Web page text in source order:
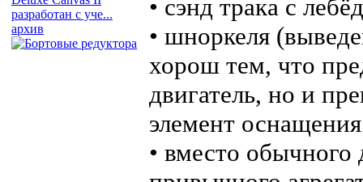
разработан с уче...
архив
• сэнд трака с
• шноркеля
хорош тем, что
двигатель, но и
элемент
• вместо